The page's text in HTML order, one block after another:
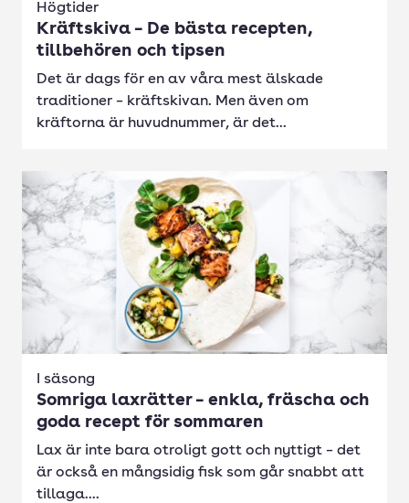
Högtider
Kräftskiva – De bästa recepten,
tillbehören och tipsen
Det är dags för en av våra mest älskade
traditioner – kräftskivan. Men även om
kräftorna är huvudnummer, är det...
I säsong
Somriga laxrätter – enkla, fräscha och
goda recept för sommaren
Lax är inte bara otroligt gott och nyttigt – det
är också en mångsidig fisk som går snabbt att
tillaga....